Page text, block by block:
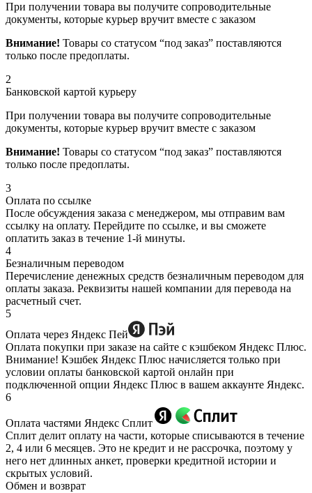
При получении товара вы получите сопроводительные
документы, которые курьер вручит вместе с заказом
Внимание! Товары со статусом “под заказ” поставляются
только после предоплаты.
2
Банковской картой курьеру
При получении товара вы получите сопроводительные
документы, которые курьер вручит вместе с заказом
Внимание! Товары со статусом “под заказ” поставляются
только после предоплаты.
3
Оплата по ссылке
После обсуждения заказа с менеджером, мы отправим вам
ссылку на оплату. Перейдите по ссылке, и вы сможете
оплатить заказ в течение 1-й минуты.
4
Безналичным переводом
Перечисление денежных средств безналичным переводом для
оплаты заказа. Реквизиты нашей компании для перевода на
расчетный счет.
5
Оплата через Яндекс Пей
Оплата покупки при заказе на сайте с кэшбеком Яндекс Плюс.
Внимание! Кэшбек Яндекс Плюс начисляется только при
условии оплаты банковской картой онлайн при
подключенной опции Яндекс Плюс в вашем аккаунте Яндекс.
6
Оплата частями Яндекс Сплит
Сплит делит оплату на части, которые списываются в течение
2, 4 или 6 месяцев. Это не кредит и не рассрочка, поэтому у
него нет длинных анкет, проверки кредитной истории и
скрытых условий.
Обмен и возврат